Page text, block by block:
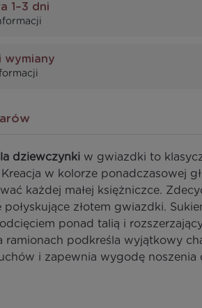
1–3 dni
wymiany
dziewczynki w gwiazdki to
w kolorze ponadczasowej
każdej małej księżniczce.
połyskujące złotem gwiazdki.
ponad talią i
ramionach podkreśla wyjątkowy
i zapewnia wygodę noszenia